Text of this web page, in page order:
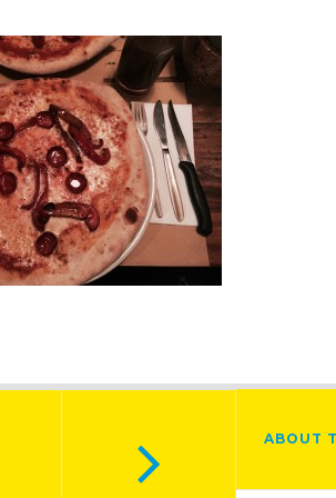
ABOUT